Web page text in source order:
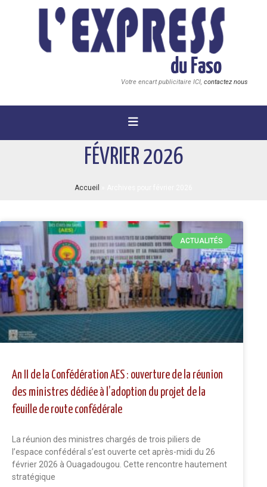
Votre encart publicitaire ICI, contactez nous
FÉVRIER 2026
Accueil
ACTUALITÉS
An II de la Confédération AES : ouverture de la réunion
des ministres dédiée à l’adoption du projet de la
feuille de route confédérale
La réunion des ministres chargés de trois piliers de
l’espace confédéral s’est ouverte cet après-midi du 26
février 2026 à Ouagadougou. Cette rencontre hautement
stratégique